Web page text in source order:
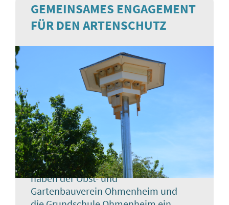
GEMEINSAMES ENGAGEMENT
FÜR DEN ARTENSCHUTZ
Mit einem gemeinsamen Projekt
haben der Obst- und
Gartenbauverein Ohmenheim und